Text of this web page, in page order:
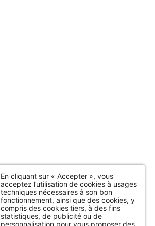
En cliquant sur « Accepter », vous
acceptez l’utilisation de cookies à usages
techniques nécessaires à son bon
fonctionnement, ainsi que des cookies, y
compris des cookies tiers, à des fins
statistiques, de publicité ou de
personnalisation pour vous proposer des